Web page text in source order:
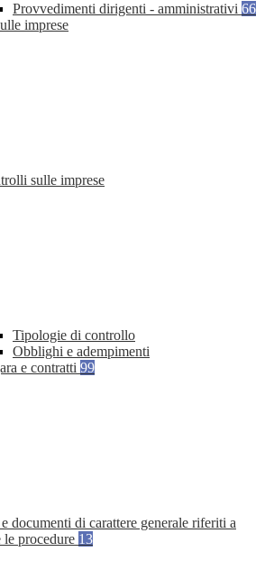
Provvedimenti dirigenti - amministrativi 66
imprese
sulle imprese
Tipologie di controllo
Obblighi e adempimenti
e contratti 99
documenti di carattere generale riferiti a
le procedure 13